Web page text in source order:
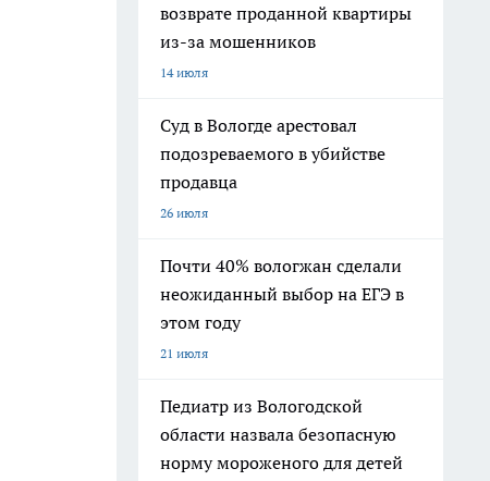
возврате проданной квартиры
из-за мошенников
14 июля
Суд в Вологде арестовал
подозреваемого в убийстве
продавца
26 июля
Почти 40% вологжан сделали
неожиданный выбор на ЕГЭ в
этом году
21 июля
Педиатр из Вологодской
области назвала безопасную
норму мороженого для детей